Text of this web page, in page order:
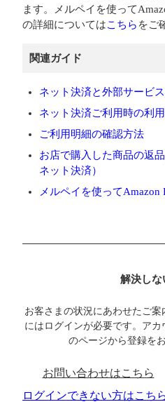
ます。メルペイを使って
の詳細についてはこちら をご
関連ガイド
ネット決済と外部サービ
ネット決済ご利用時の利
ご利用明細の確認方法
お店で購入した商品の返
ネット決済）
メルペイを使って
解決しな
お客さまの状況にあわせたご
にはログインが必要です。ア
のページから登録を
お問い合わせはこちら
ログインできない方はこち